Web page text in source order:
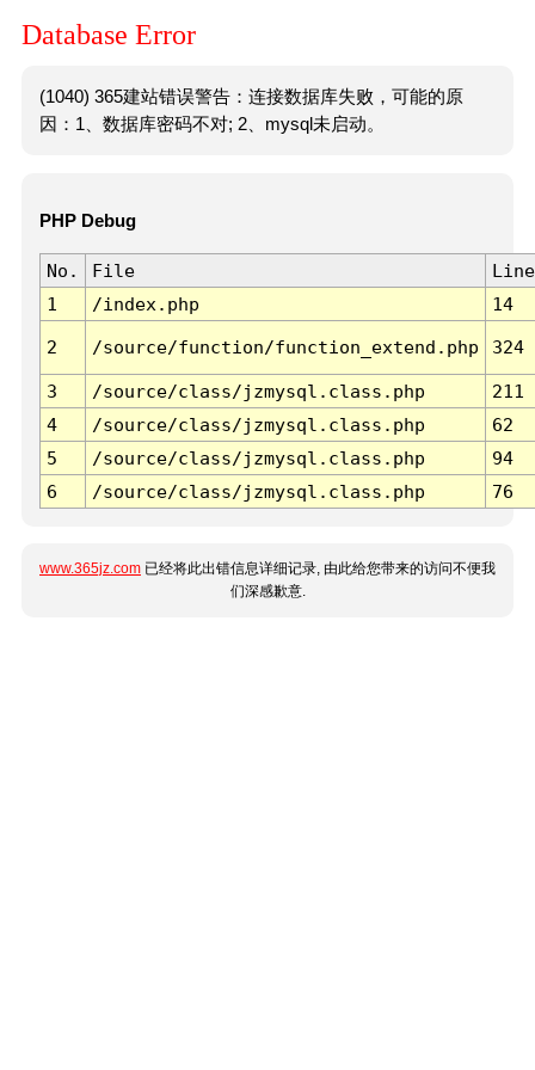
Database Error
(1040) 365建站错误警告：连接数据库失败，可能的原
因：1、数据库密码不对; 2、mysql未启动。
PHP Debug
No. File
Line
1
/index.php 14
2 /source/function/function_extend.php 324
3 /source/class/jzmysql.class.php
211
4
/source/class/jzmysql.class.php
62
5
/source/class/jzmysql.class.php
94
6
/source/class/jzmysql.class.php 76
www.365jz.com 已经将此出错信息详细记录, 由此给您带来的访问不便我
们深感歉意.